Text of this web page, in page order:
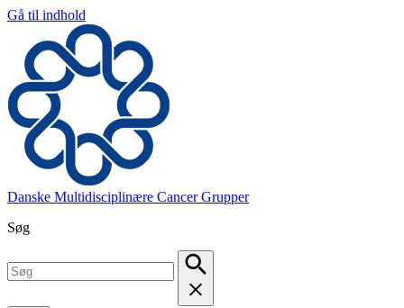
Gå til indhold
Danske Multidisciplinære Cancer Grupper
Søg